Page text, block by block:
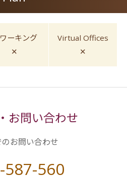
ーキング
✕
Virtual Offices
✕
お問い合わせ
お問い合わせ
587-560